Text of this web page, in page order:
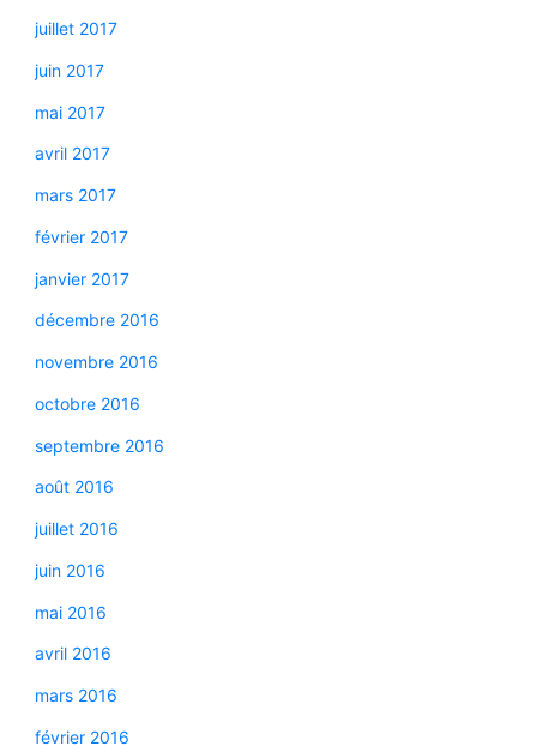
juillet 2017
juin 2017
mai 2017
avril 2017
mars 2017
février 2017
janvier 2017
décembre 2016
novembre 2016
octobre 2016
septembre 2016
août 2016
juillet 2016
juin 2016
mai 2016
avril 2016
mars 2016
février 2016